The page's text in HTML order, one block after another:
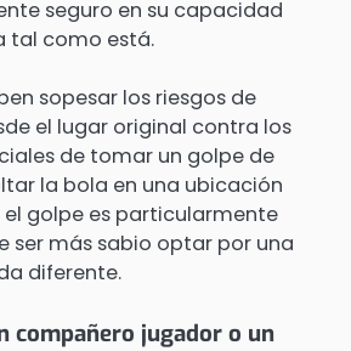
seguro en su capacidad
tal como está.
sopesar los riesgos de
el lugar original contra los
de tomar un golpe de
la bola en una ubicación
el golpe es particularmente
ser más sabio optar por una
diferente.
compañero jugador o un